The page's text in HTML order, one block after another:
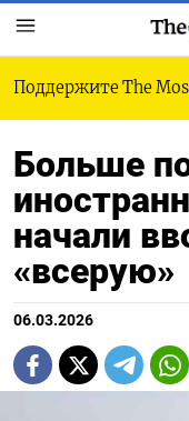
Поддержите The
Больше
начали
«всерую»
06.03.2026